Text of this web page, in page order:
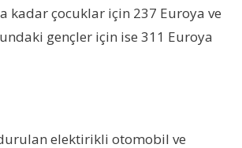
kadar çocuklar için 237 Euroya ve
gençler için ise 311 Euroya
elektirikli otomobil ve